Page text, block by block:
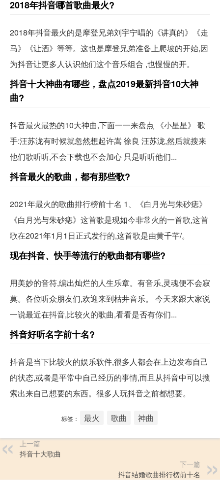
2018年抖音哪首歌曲最火?
2018年抖音最火的是摩登兄弟刘宇宁唱的《讲真的》《走
马》《让酒》等等。这也是摩登兄弟准备上爬坡的开始,因
为抖音让更多人认识他们这个音乐组合 ,也慢慢的开。
抖音十大神曲有哪些，盘点2019最新抖音10大神
曲?
抖音最火最热的10大神曲,下面一一来盘点 《小星星》 歌
手:汪苏泷有时候就忽然想起许嵩 徐良 汪苏泷,然后就搜来
他们歌听听,不会下载也不会加心 只是听听他们...
抖音最火的歌曲，都有那些歌?
2021年最火的歌曲排行榜前十名 1、《白月光与朱砂痣》
《白月光与朱砂痣》这首歌是现如今非常火的一首歌,这首
歌在2021年1月1日正式发行的,这首歌是由黄千芊/。
现在抖音、快手等流行的歌曲都有哪些?
用美妙的音符,编出灿烂的人生乐章。有音乐,灵魂便不会寂
莫。各位听众朋友们,欢迎来到枯井音乐。 今天来跟大家说
一说最近在抖音,比较火的歌曲,看看是否有你们...
抖音好听名字前十名?
抖音是当下比较火的娱乐软件,很多人都会在上边发布自己
的状态,或者是平常中自己经历的事情,而且从抖音中可以搜
索出来自己想要的东西。很多人玩抖音之前都想要。
标签： 最火 歌曲 神曲
上一篇
抖音十大歌曲
下一篇
抖音结婚歌曲排行榜前十名